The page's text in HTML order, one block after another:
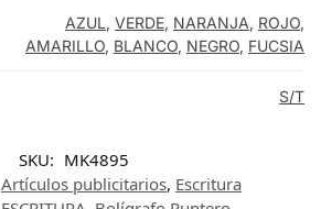
AZUL, VERDE, NARANJA, ROJO,
AMARILLO, BLANCO, NEGRO, FUCSIA
S/T
SKU: MK4895
Artículos publicitarios, Escritura